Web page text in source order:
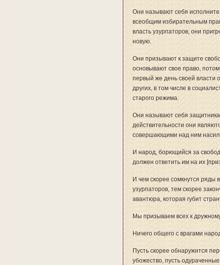
Они называют себя
всеобщим избирательным
власть узурпаторов, они
новую.
Они призывают к защите
основывают свое право,
первый же день своей власти
других, в том числе в
старого режима.
Они называют себя
действительности они
совершающими над ним
И народ, борющийся за
должен ответить им на их
И чем скорее сомкнутся ряды
узурпаторов, тем скорее
авантюра, которая губит
Мы призываем всех к
Ничего общего с врагами
Пусть скорее обнаружится
убожество, пусть